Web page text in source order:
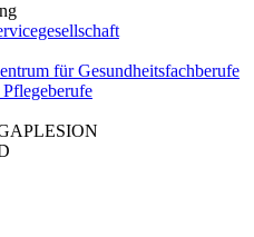
für Gesundheitsfachberufe